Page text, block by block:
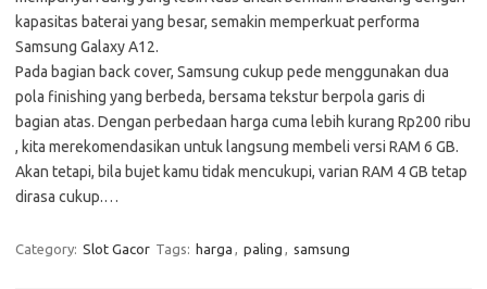
kapasitas baterai yang besar, semakin memperkuat performa
Samsung Galaxy A12.
Pada bagian back cover, Samsung cukup pede menggunakan dua
pola finishing yang berbeda, bersama tekstur berpola garis di
bagian atas. Dengan perbedaan harga cuma lebih kurang Rp200 ribu
, kita merekomendasikan untuk langsung membeli versi RAM 6 GB.
Akan tetapi, bila bujet kamu tidak mencukupi, varian RAM 4 GB tetap
dirasa cukup.…
Category: Slot Gacor Tags: harga , paling , samsung